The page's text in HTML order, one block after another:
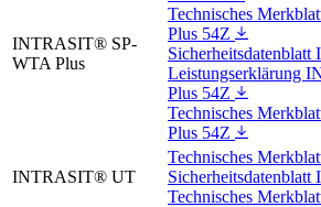
INTRASIT® SP-
WTA Plus
Technisches
Plus 54Z
Leistungserklärung
Plus 54Z
Technisches
Plus 54Z
INTRASIT® UT
Technisches
Technisches